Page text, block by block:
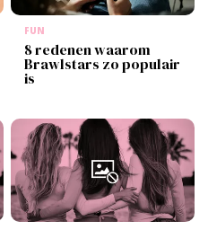
FUN
8 redenen waarom
Brawlstars zo populair
is